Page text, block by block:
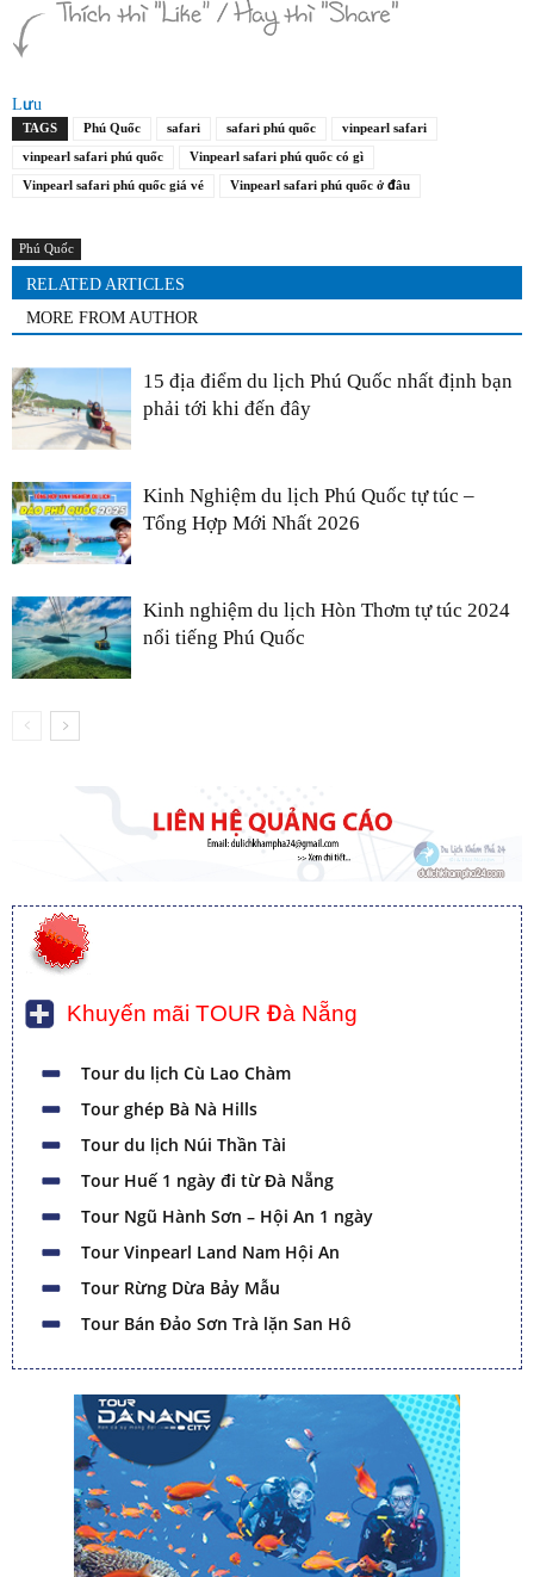
Lưu
TAGS Phú Quốc safari safari phú quốc
vinpearl safari
vinpearl safari phú quốc
Vinpearl safari phú quốc có gì
Vinpearl safari phú quốc giá vé
Vinpearl safari phú quốc ở đâu
Phú Quốc
RELATED ARTICLES
MORE FROM AUTHOR
15 địa điểm du lịch Phú Quốc nhất định bạn
phải tới khi đến đây
Kinh Nghiệm du lịch Phú Quốc tự túc –
Tổng Hợp Mới Nhất 2026
Kinh nghiệm du lịch Hòn Thơm tự túc 2024
nổi tiếng Phú Quốc
Khuyến mãi TOUR Đà Nẵng
Tour du lịch Cù Lao Chàm
Tour ghép Bà Nà Hills
Tour du lịch Núi Thần Tài
Tour Huế 1 ngày đi từ Đà Nẵng
Tour Ngũ Hành Sơn – Hội An 1 ngày
Tour Vinpearl Land Nam Hội An
Tour Rừng Dừa Bảy Mẫu
Tour Bán Đảo Sơn Trà lặn San Hô